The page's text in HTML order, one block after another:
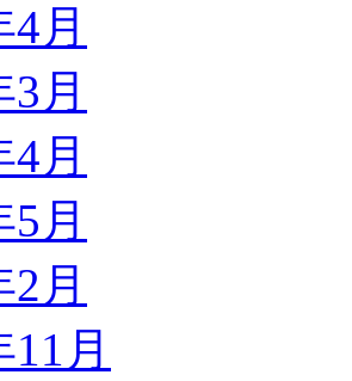
月
月
月
月
月
月